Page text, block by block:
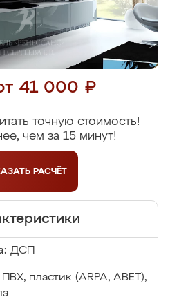
41 000 ₽
точную стоимость!
чем за 15 минут!
РАСЧЁТ
ДСП
пластик (ARPA, ABET),